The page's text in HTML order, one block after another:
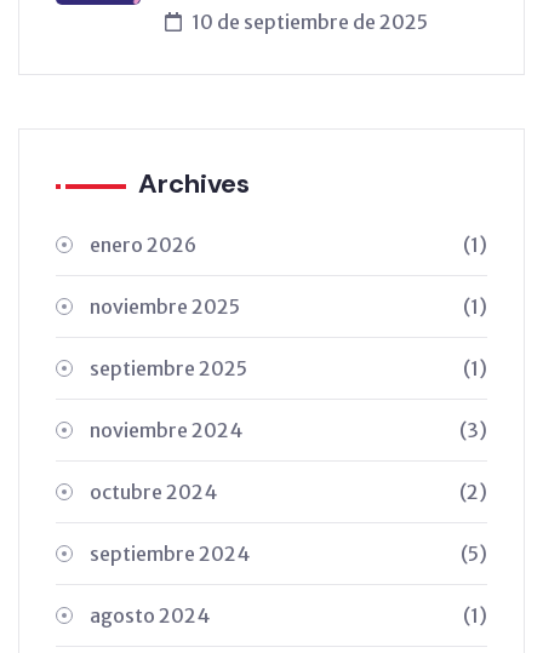
10 de septiembre de 2025
Archives
enero 2026 (1)
noviembre 2025 (1)
septiembre 2025 (1)
noviembre 2024 (3)
octubre 2024 (2)
septiembre 2024 (5)
agosto 2024 (1)